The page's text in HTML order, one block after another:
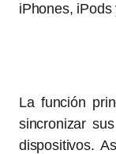
iPhones,
La función
sincronizar
dispositivos.